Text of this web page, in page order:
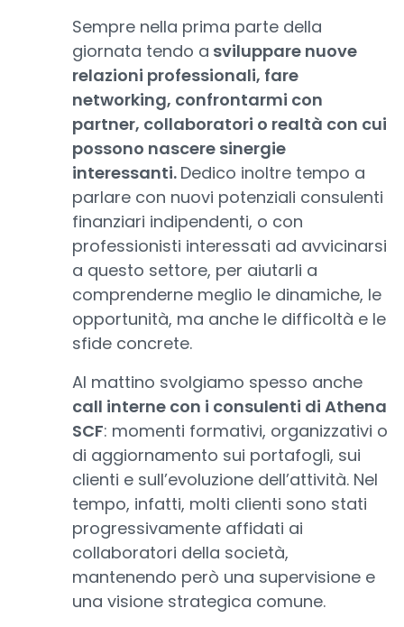
Sempre nella prima parte della
giornata tendo a sviluppare nuove
relazioni professionali, fare
networking, confrontarmi con
partner, collaboratori o realtà con cui
possono nascere sinergie
interessanti. Dedico inoltre tempo a
parlare con nuovi potenziali consulenti
finanziari indipendenti, o con
professionisti interessati ad avvicinarsi
a questo settore, per aiutarli a
comprenderne meglio le dinamiche, le
opportunità, ma anche le difficoltà e le
sfide concrete.
Al mattino svolgiamo spesso anche
call interne con i consulenti di Athena
SCF: momenti formativi, organizzativi o
di aggiornamento sui portafogli, sui
clienti e sull’evoluzione dell’attività. Nel
tempo, infatti, molti clienti sono stati
progressivamente affidati ai
collaboratori della società,
mantenendo però una supervisione e
una visione strategica comune.